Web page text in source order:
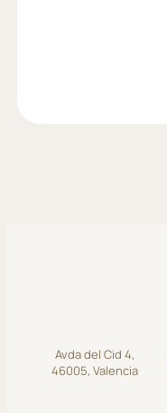
Avda del Cid 4,
46005, Valencia